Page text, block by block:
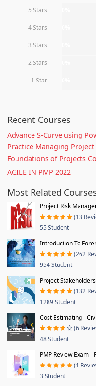
5 Stars
4 Stars
3 Stars
2 Stars
1 Star
Recent Courses
Advance S-Curve using
Practice Managing Project
Foundations of Projects
AGILE IN PMP 2022
Most Related Courses
Project Risk
(13
55 Student
Introduction To
(262
954 Student
Project
(132
1289 Student
Cost Estimating -
(6
48 Student
PMP Review Exam -
(1
3 Student